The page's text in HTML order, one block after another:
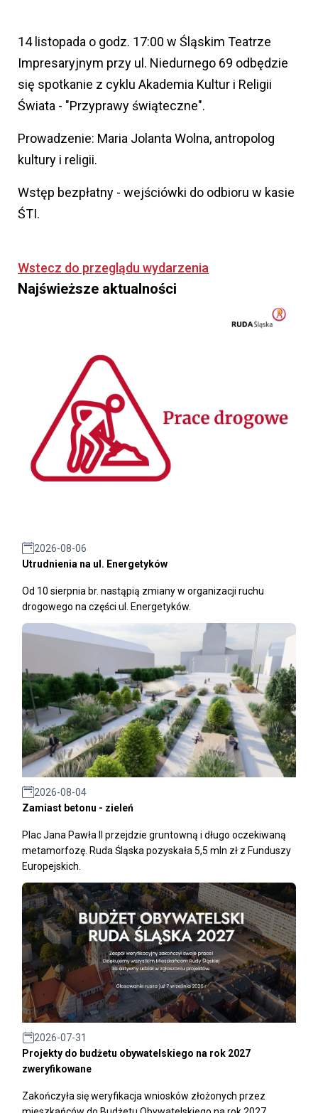
14 listopada o godz. 17:00 w Śląskim Teatrze
Impresaryjnym przy ul. Niedurnego 69 odbędzie
się spotkanie z cyklu Akademia Kultur i Religii
Świata - "Przyprawy świąteczne".
Prowadzenie: Maria Jolanta Wolna, antropolog
kultury i religii.
Wstęp bezpłatny - wejściówki do odbioru w kasie
ŚTI.
Wstecz do przeglądu wydarzenia
Najświeższe aktualności
2026-08-06
Utrudnienia na ul. Energetyków
Od 10 sierpnia br. nastąpią zmiany w organizacji ruchu
drogowego na części ul. Energetyków.
2026-08-04
Zamiast betonu - zieleń
Plac Jana Pawła II przejdzie gruntowną i długo oczekiwaną
metamorfozę. Ruda Śląska pozyskała 5,5 mln zł z Funduszy
Europejskich.
2026-07-31
Projekty do budżetu obywatelskiego na rok 2027
zweryfikowane
Zakończyła się weryfikacja wniosków złożonych przez